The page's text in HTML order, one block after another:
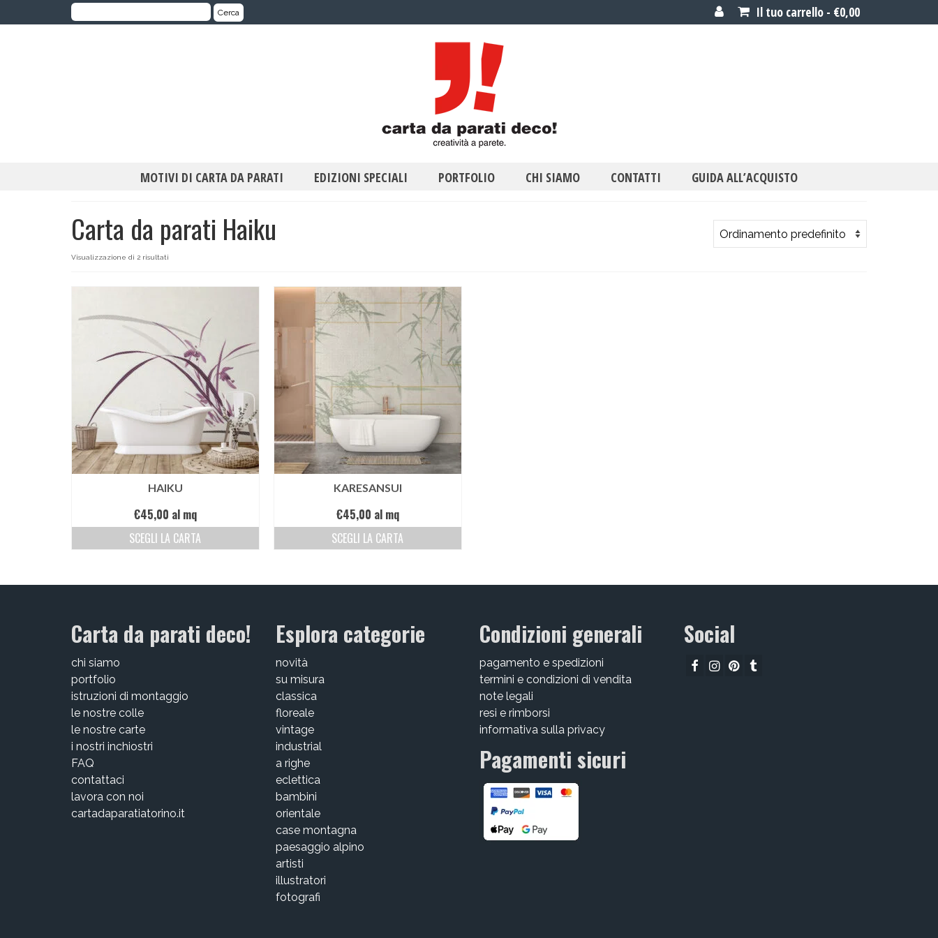
Il tuo carrello - €0,00
Cerca: Cerca
MOTIVI DI CARTA DA PARATI EDIZIONI SPECIALI PORTFOLIO CHI SIAMO CONTATTI GUIDA ALL’ACQUISTO
Carta da parati Haiku
Visualizzazione di 2 risultati
HAIKU
€45,00 al mq
SCEGLI LA CARTA
KARESANSUI
€45,00 al mq
SCEGLI LA CARTA
Carta da parati deco!
chi siamo
portfolio
istruzioni di montaggio
le nostre colle
le nostre carte
i nostri inchiostri
FAQ
contattaci
lavora con noi
cartadaparatiatorino.it
Esplora categorie
novità
su misura
classica
floreale
vintage
industrial
a righe
eclettica
bambini
orientale
case montagna
paesaggio alpino
artisti
illustratori
fotografi
Condizioni generali
pagamento e spedizioni
termini e condizioni di vendita
note legali
resi e rimborsi
informativa sulla privacy
Pagamenti sicuri
Social